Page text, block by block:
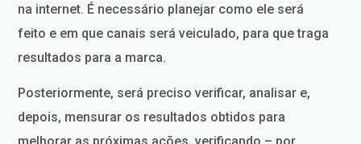
na internet. É necessário planejar como ele será
feito e em que canais será veiculado, para que traga
resultados para a marca.
Posteriormente, será preciso verificar, analisar e,
depois, mensurar os resultados obtidos para